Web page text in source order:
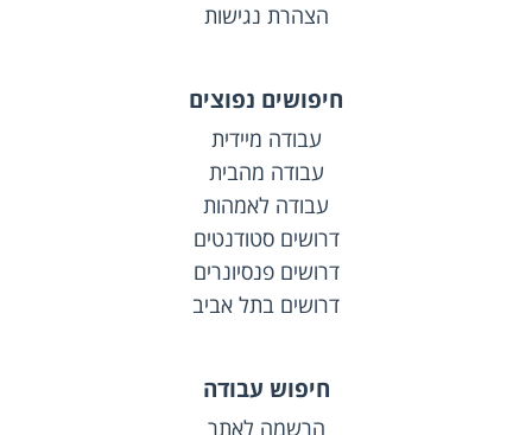
הצהרת נגישות
חיפושים נפוצים
עבודה מיידית
עבודה מהבית
עבודה לאמהות
דרושים סטודנטים
דרושים פנסיונרים
דרושים בתל אביב
חיפוש עבודה
הרשמה לאתר